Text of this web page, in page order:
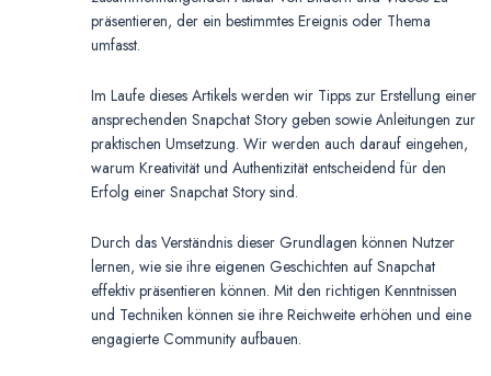
präsentieren, der ein bestimmtes Ereignis oder Thema
umfasst.
Im Laufe dieses Artikels werden wir Tipps zur Erstellung einer
ansprechenden Snapchat Story geben sowie Anleitungen zur
praktischen Umsetzung. Wir werden auch darauf eingehen,
warum Kreativität und Authentizität entscheidend für den
Erfolg einer Snapchat Story sind.
Durch das Verständnis dieser Grundlagen können Nutzer
lernen, wie sie ihre eigenen Geschichten auf Snapchat
effektiv präsentieren können. Mit den richtigen Kenntnissen
und Techniken können sie ihre Reichweite erhöhen und eine
engagierte Community aufbauen.